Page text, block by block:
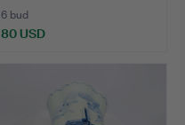
6 bud
80 USD